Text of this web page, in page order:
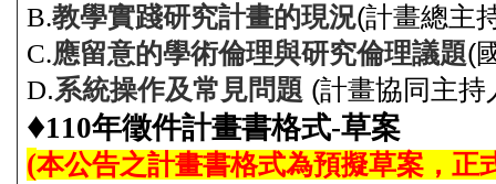
B.教學實踐研究計畫的現況(計畫總主
C.應留意的學術倫理與研究倫理議題(
D.系統操作及常見問題 (計畫協同主持
♦110年徵件計畫書格式-草案
(本公告之計畫書格式為預擬草案，正